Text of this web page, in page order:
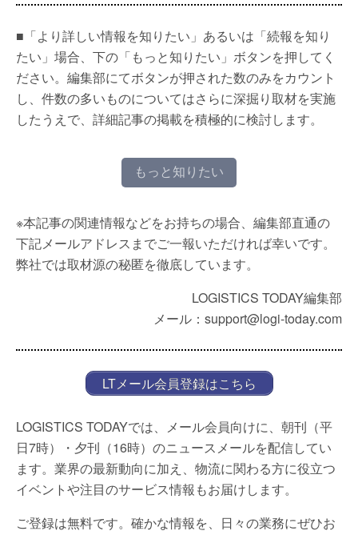
■「より詳しい情報を知りたい」あるいは「続報を知り
たい」場合、下の「もっと知りたい」ボタンを押してく
ださい。編集部にてボタンが押された数のみをカウント
し、件数の多いものについてはさらに深掘り取材を実施
したうえで、詳細記事の掲載を積極的に検討します。
もっと知りたい
※本記事の関連情報などをお持ちの場合、編集部直通の
下記メールアドレスまでご一報いただければ幸いです。
弊社では取材源の秘匿を徹底しています。
LOGISTICS TODAY編集部
メール：support@logi-today.com
LTメール会員登録はこちら
LOGISTICS TODAYでは、メール会員向けに、朝刊（平
日7時）・夕刊（16時）のニュースメールを配信してい
ます。業界の最新動向に加え、物流に関わる方に役立つ
イベントや注目のサービス情報もお届けします。
ご登録は無料です。確かな情報を、日々の業務にぜひお